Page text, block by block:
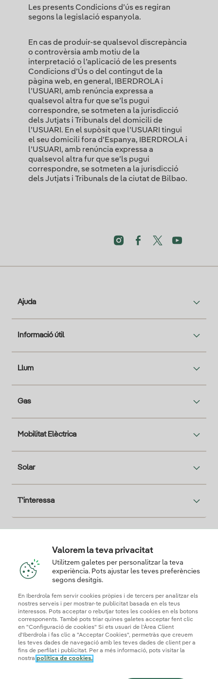
Les presents Condicions d’ús es regiran
segons la legislació espanyola.
En cas de produir-se qualsevol discrepància
o controvèrsia amb motiu de la
interpretació o l’aplicació de les presents
Condicions d’Ús o del contingut de la
pàgina web, en general, IBERDROLA i
l’USUARI, amb renúncia expressa a
qualsevol altra fur que se’ls pugui
correspondre, se sotmeten a la jurisdicció
dels Jutjats i Tribunals del domicili de
l’USUARI. En el supòsit que l’USUARI tingui
el seu domicili fora d’Espanya, IBERDROLA i
l’USUARI, amb renúncia expressa a
qualsevol altra fur que se’ls pugui
correspondre, se sotmeten a la jurisdicció
dels Jutjats i Tribunals de la ciutat de Bilbao.
Ajuda
Informació útil
Llum
Gas
Mobilitat Elèctrica
Solar
T'interessa
Mapa webInformació legal i Política de cookies
Valorem la teva privacitat
Utilitzem galetes per personalitzar la teva
experiència. Pots ajustar les teves preferències
segons desitgis.
En Iberdrola fem servir cookies pròpies i de tercers per analitzar els
nostres serveis i per mostrar-te publicitat basada en els teus
interessos. Pots acceptar o rebutjar totes les cookies en els botons
corresponents. També pots triar quines galetes acceptar fent clic
en "Configuració de cookies" Si ets usuari de l'Àrea Client
d'Iberdrola i fas clic a "Acceptar Cookies", permetràs que creuem
les teves dades de navegació amb les teves dades de client per a
fins de perfilat i publicitat. Per a més informació, pots visitar la
nostra política de cookies.